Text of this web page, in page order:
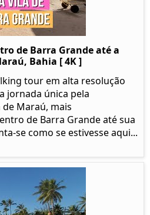
de Barra Grande até a
Bahia [ 4K ]
tour em alta resolução
jornada única pela
Maraú, mais
de Barra Grande até sua
se como se estivesse aqui...